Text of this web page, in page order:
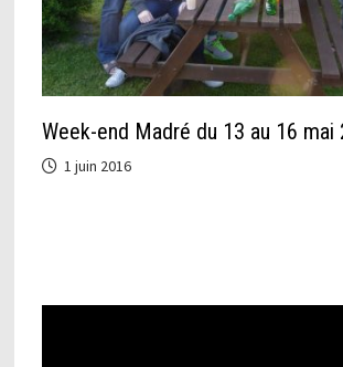
Week-end Madré du 13 au 16 mai
1 juin 2016